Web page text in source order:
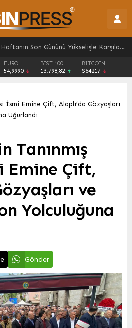
Pazar’da Yeni Bir Soluk: İlçe Binası ve Kent Lokantası Hizmete Açıldı
EURO
54,9990
BIST 100
13.798,82
BITCOIN
$64217
İsmi Emine Çift, Alaplı’da Gözyaşları
Uğurlandı
Tanınmış
Emine Çift,
ve
Yolculuğuna
Gönder